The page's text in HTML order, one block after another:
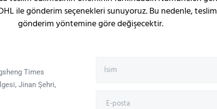
ile gönderim seçenekleri sunuyoruz. Bu nedenle,
gönderim yöntemine göre değişecektir.
Times
Jinan Şehri,